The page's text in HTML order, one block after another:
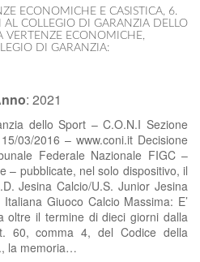
ECONOMICHE E CASISTICA, 6.
AL COLLEGIO DI GARANZIA DELLO
VERTENZE ECONOMICHE,
DI GARANZIA:
: 2021
dello Sport – C.O.N.I Sezione
03/2016 – www.coni.it Decisione
Federale Nazionale FIGC –
– pubblicate, nel solo dispositivo, il
Jesina Calcio/U.S. Junior Jesina
Giuoco Calcio Massima: E’
oltre il termine di dieci giorni dalla
60, comma 4, del Codice della
la memoria…